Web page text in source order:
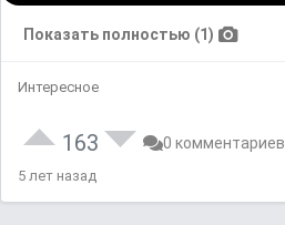
Показать полностью (1)
Интересное
163 0 комментариев
5 лет назад